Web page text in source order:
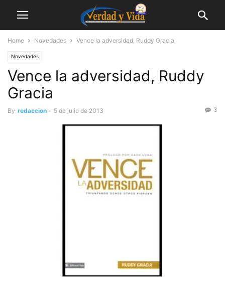
Home Novedades Vence la adversidad, Ruddy Gracia
Novedades
Vence la adversidad, Ruddy
Gracia
By redaccion - 5 de julio de 2013 3